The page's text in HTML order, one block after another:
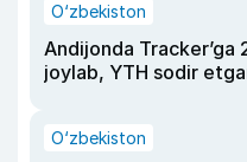
O‘zbekiston
Andijonda Tracker’ga
joylab, YTH sodir
O‘zbekiston